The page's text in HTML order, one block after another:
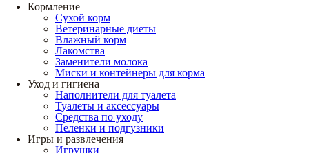
Кормление
Сухой корм
Ветеринарные диеты
Влажный корм
Лакомства
Заменители молока
Миски и контейнеры для корма
Уход и гигиена
Наполнители для туалета
Туалеты и аксессуары
Средства по уходу
Пеленки и подгузники
Игры и развлечения
Игрушки